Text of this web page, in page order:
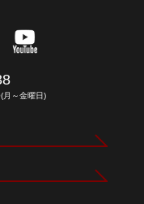
～金曜日)